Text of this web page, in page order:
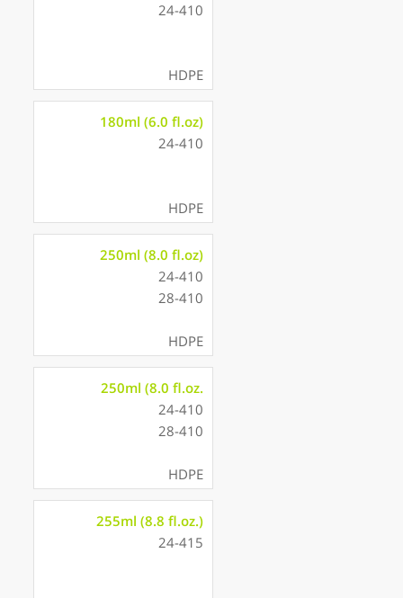
24-410
HDPE
180ml (6.0 fl.oz)
24-410
HDPE
250ml (8.0 fl.oz)
24-410
28-410
HDPE
250ml (8.0 fl.oz.
24-410
28-410
HDPE
255ml (8.8 fl.oz.)
24-415